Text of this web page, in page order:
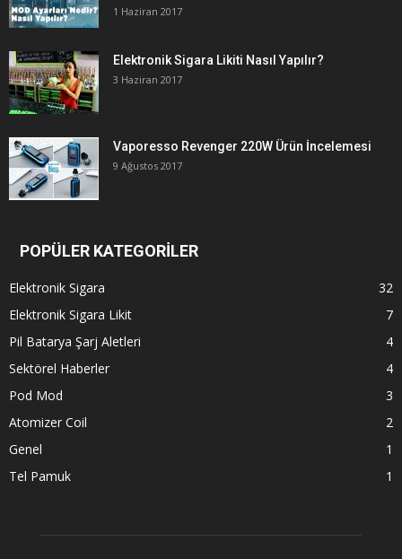
1 Haziran 2017
Elektronik Sigara Likiti Nasıl Yapılır?
3 Haziran 2017
Vaporesso Revenger 220W Ürün İncelemesi
9 Ağustos 2017
POPÜLER KATEGORİLER
Elektronik Sigara
32
Elektronik Sigara Likit
7
Pil Batarya Şarj Aletleri
4
Sektörel Haberler
4
Pod Mod
3
Atomizer Coil
2
Genel
1
Tel Pamuk
1